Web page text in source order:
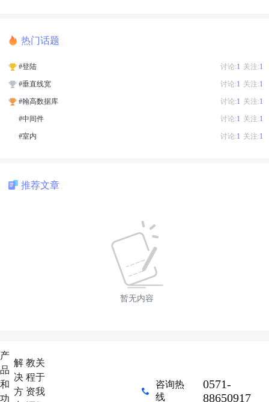
热门话题
#登陆 讨论:1 关注:1
#垂直线宽 讨论:1 关注:1
#翰高数据库 讨论:1 关注:1
#中间件 讨论:1 关注:1
#室内 讨论:1 关注:1
推荐文章
暂无内容
产
品
和
功
解
决
方
教
程
资
关
于
我
咨询热
线
0571-
88650917